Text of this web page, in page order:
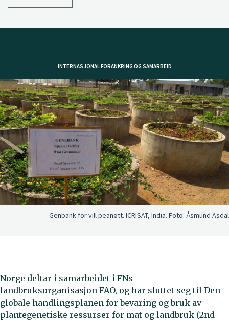
INTERNASJONAL FORANKRING OG SAMARBEID
Genbank for vill peanøtt. ICRISAT, India. Foto: Åsmund Asdal
Norge deltar i samarbeidet i FNs
landbruksorganisasjon FAO, og har sluttet seg til Den
globale handlingsplanen for bevaring og bruk av
plantegenetiske ressurser for mat og landbruk (2nd